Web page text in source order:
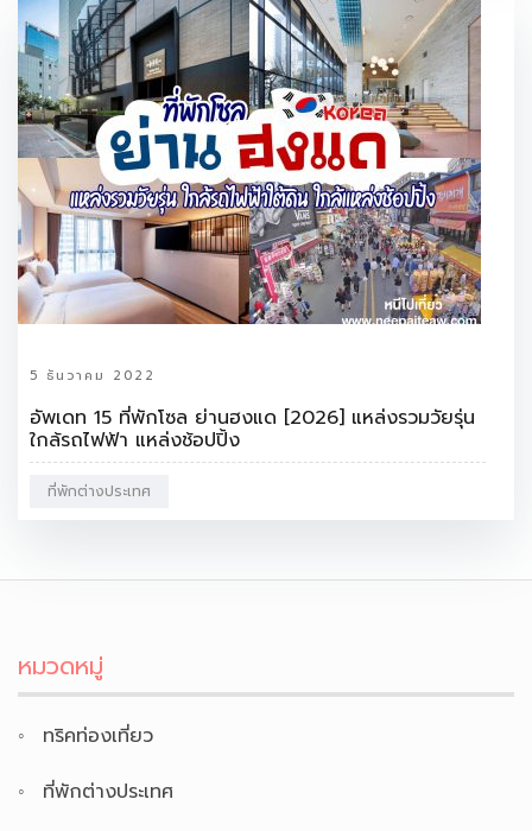
5 ธันวาคม 2022
อัพเดท 15 ที่พักโซล ย่านฮงแด [2026] แหล่งรวมวัยรุ่น
ใกล้รถไฟฟ้า แหล่งช้อปปิ้ง
ที่พักต่างประเทศ
หมวดหมู่
ทริคท่องเที่ยว
ที่พักต่างประเทศ